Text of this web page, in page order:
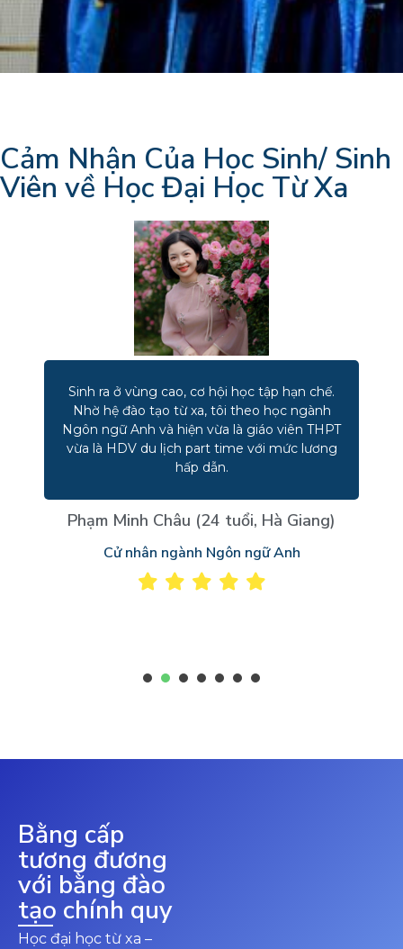
Cảm Nhận Của Học Sinh/ Sinh
Viên về Học Đại Học Từ Xa
Sinh ra ở vùng cao, cơ hội học tập hạn chế.
Nhờ hệ đào tạo từ xa, tôi theo học ngành
Ngôn ngữ Anh và hiện vừa là giáo viên THPT
vừa là HDV du lịch part time với mức lương
hấp dẫn.
Phạm Minh Châu (24 tuổi, Hà Giang)
Cử nhân ngành Ngôn ngữ Anh
Bằng cấp
tương đương
với bằng đào
tạo chính quy
Học đại học từ xa –